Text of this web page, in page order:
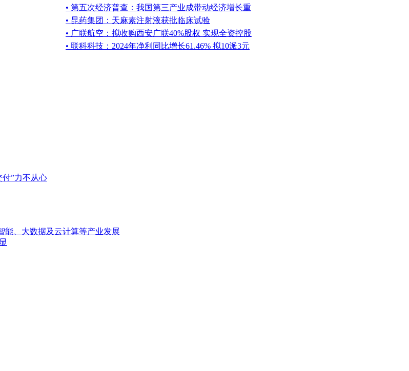
• 第五次经济普查：我国第三产业成带动经济增长重
• 昆药集团：天麻素注射液获批临床试验
• 广联航空：拟收购西安广联40%股权 实现全资控股
• 联科科技：2024年净利同比增长61.46% 拟10派3元
”力不从心
能、大数据及云计算等产业发展